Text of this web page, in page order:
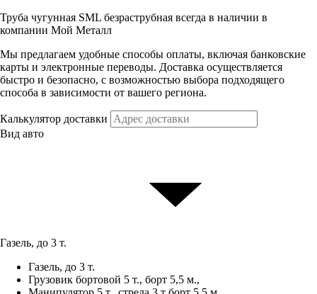
Труба чугунная SML безраструбная всегда в наличии в
компании Мой Металл
Мы предлагаем удобные способы оплаты, включая банковские
карты и электронные переводы. Доставка осуществляется
быстро и безопасно, с возможностью выбора подходящего
способа в зависимости от вашего региона.
Калькулятор доставки
Вид авто
Газель, до 3 т.
Газель, до 3 т.
Грузовик бортовой 5 т., борт 5,5 м.,